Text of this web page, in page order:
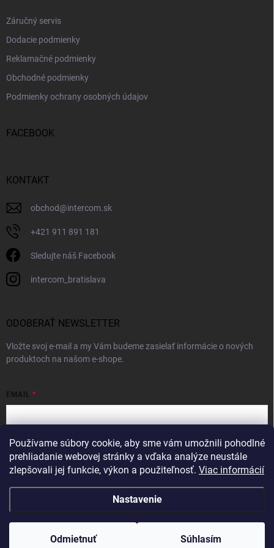
Používame súbory cookie, aby sme vám umožnili pohodlné
prehliadanie webovej stránky a vďaka analýze neustále
zlepšovali jej funkcie, výkon a použiteľnosť. Viac informácií
Nastavenie
Odmietnuť Súhlasím
Záručný servis
Dodacie podmienky
Reklamačné podmienky
Obchodné podmienky
Podmienky ochrany osobných údajov
FACEBOOK
KONTAKT
obchod@intercom.sk
+421 911 891 181
Sledujte náš Facebook
intercom_bratislava
ODOBERAŤ NEWSLETTER
Vložte svoj e-mail a my Vám budeme zasielať informácie o nových
produktoch na našom e-shope.
EMAIL
Vložením e-mailu súhlasíte spodmienkami ochrany osobných údajov
Prihlásiť sa
Copyright 2026 . Všetky práva vyhradené.